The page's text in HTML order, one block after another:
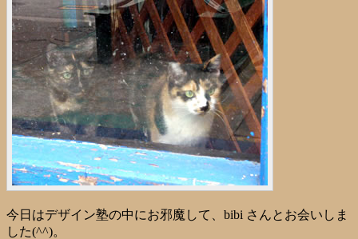
今日はデザイン塾の中にお邪魔して、bibi さんとお会いしま
した(^^)。